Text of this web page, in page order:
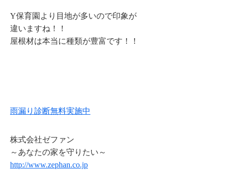
Y保育園より目地が多いので印象が
違いますね！！
屋根材は本当に種類が豊富です！！
雨漏り診断無料実施中
株式会社ゼファン
～あなたの家を守りたい～
http://www.zephan.co.jp